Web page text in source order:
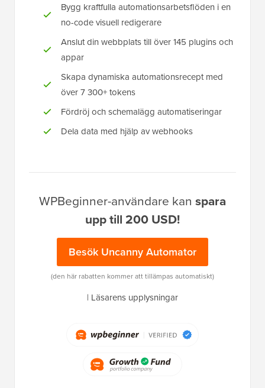
Bygg kraftfulla automationsarbetsflöden i en
no-code visuell redigerare
Anslut din webbplats till över 145 plugins och
appar
Skapa dynamiska automationsrecept med
över 7 300+ tokens
Fördröj och schemalägg automatiseringar
Dela data med hjälp av webhooks
WPBeginner-användare kan spara
upp till 200 USD!
Besök Uncanny Automator
(den här rabatten kommer att tillämpas automatiskt)
| Läsarens upplysningar